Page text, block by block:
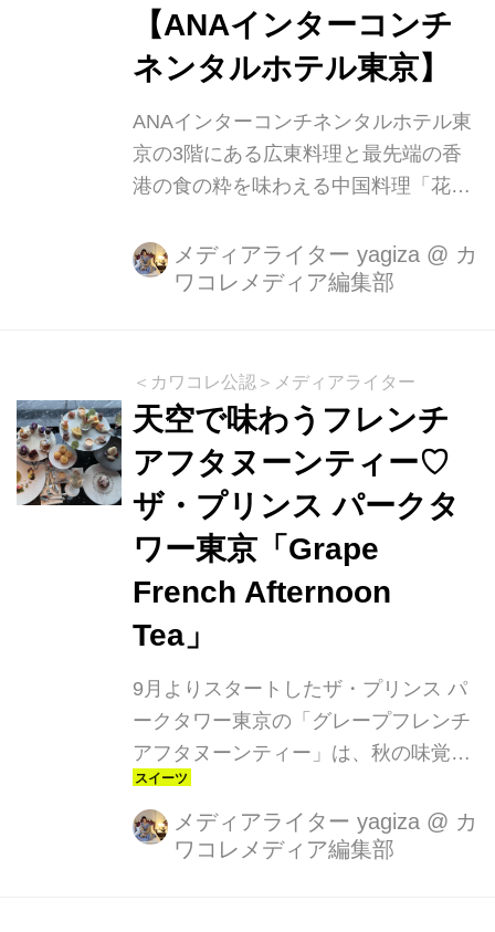
【ANAインターコンチ
ネンタルホテル東京】
ANAインターコンチネンタルホテル東
京の3階にある広東料理と最先端の香
港の食の粋を味わえる中国料理「花
ハーモニー・チャイニーズ・アフタヌ
ーンティー」が登場！秋・冬ならでは
す。
メディアライター yagiza @ カ
ワコレメディア編集部
＜カワコレ公認＞メディアライター
天空で味わうフレンチ
アフタヌーンティー♡
ザ・プリンス パークタ
ワー東京「Grape
French Afternoon
Tea」
9月よりスタートしたザ・プリンス パ
ークタワー東京の「グレープフレンチ
アフタヌーンティー」は、秋の味覚を
満喫できる贅沢なプランかつただの”ア
フタヌーンティー”ではありません。
『フレンチをよりたくさんの方に楽し
メディアライター yagiza @ カ
ワコレメディア編集部